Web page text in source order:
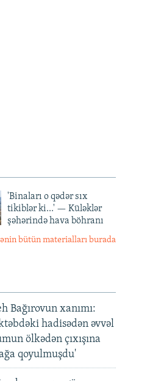
'Binaları o qədər sıx
tikiblər ki...' — Küləklər
şəhərində hava böhranı
bütün materialları burada
Bağırovun xanımı:
hadisədən əvvəl
ölkədən çıxışına
qoyulmuşdu'